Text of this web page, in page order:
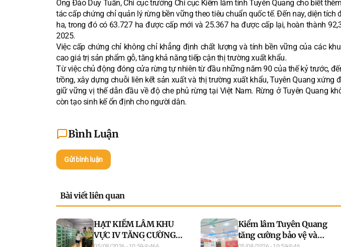
Ông Đào Duy Tuấn, Chi cục trưởng Chi cục Kiểm lâm tỉnh Tuyên Quang cho biết
tác cấp chứng chỉ quản lý rừng bền vững theo tiêu chuẩn quốc tế. Đến nay, diện
ha, trong đó có 63.727 ha được cấp mới và 25.367 ha được cấp lại, hoàn thành
2025.
Việc cấp chứng chỉ không chỉ khẳng định chất lượng và tính bền vững của các
cao giá trị sản phẩm gỗ, tăng khả năng tiếp cận thị trường xuất khẩu.
Từ việc chủ động đóng cửa rừng tự nhiên từ đầu những năm 90 của thế kỷ trước,
trồng, xây dựng chuỗi liên kết sản xuất và thị trường xuất khẩu, Tuyên Quang xứng
giữ vững vị thế dẫn đầu về độ che phủ rừng tại Việt Nam. Rừng ở Tuyên Quang
còn tạo sinh kế ổn định cho người dân.
Bình Luận
Gửi bình luận
Bài viết liên quan
HẠT KIỂM LÂM KHU
VỰC IV TĂNG CƯỜNG
Kiểm lâm Tuyên Quang
tăng cường bảo vệ và